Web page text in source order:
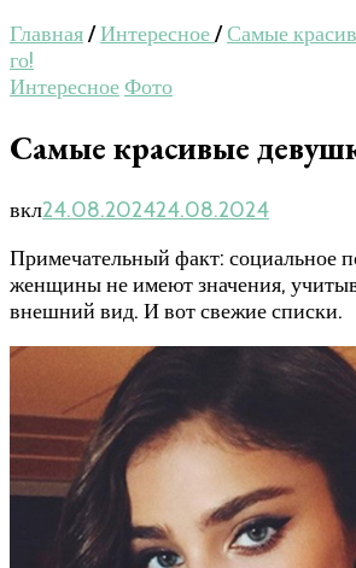
Главная/Интересное/Самые
го!
ИнтересноеФото
Самые красивые
вкл24.08.202424.08.2024
Примечательный факт: социальное
женщины не имеют значения,
внешний вид. И вот свежие списки.